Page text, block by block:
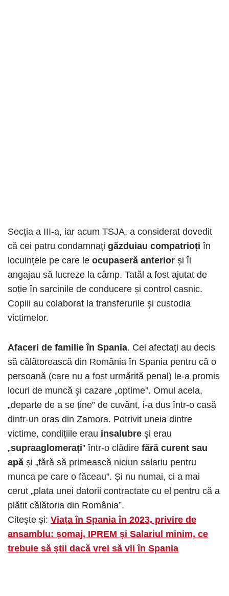
Secția a III-a, iar acum TSJA, a considerat dovedit
că cei patru condamnați găzduiau compatrioțiîn
locuințele pe care le ocupaseră anterior și îi
angajau să lucreze la câmp. Tatăl a fost ajutat de
soție în sarcinile de conducere și control casnic.
Copiii au colaborat la transferurile și custodia
victimelor.
Afaceri de familie în Spania. Cei afectați au decis
să călătorească din România în Spania pentru că o
persoană (care nu a fost urmărită penal) le-a promis
locuri de muncă și cazare „optime”. Omul acela,
„departe de a se ține” de cuvânt, i-a dus într-o casă
dintr-un oraș din Zamora. Potrivit uneia dintre
victime, condițiile erau insalubre și erau
„supraaglomerați” într-o clădire fără curent sau
apă și „fără să primească niciun salariu pentru
munca pe care o făceau”. Și nu numai, ci a mai
cerut „plata unei datorii contractate cu el pentru că a
plătit călătoria din România”.
Citește și: Viața în Spania în 2023, privire de
ansamblu: șomaj, IPREM și Salariul minim, ce
trebuie să știi dacă vrei să vii în Spania